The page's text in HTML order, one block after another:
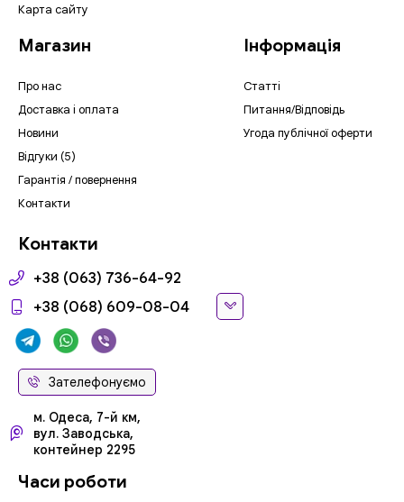
Карта сайту
Магазин
Про нас
Доставка і оплата
Новини
Відгуки (5)
Гарантія / повернення
Контакти
Інформація
Статті
Питання/Відповідь
Угода публічної оферти
Контакти
+38 (063) 736-64-92
+38 (068) 609-08-04
Зателефонуємо
м. Одеса, 7-й км,
вул. Заводська,
контейнер 2295
Часи роботи